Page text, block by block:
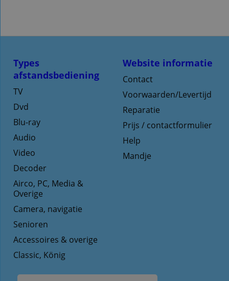
Website informatie
Contact
Voorwaarden/Levertijd
Reparatie
Prijs / contactformulier
Help
Mandje
Types
afstandsbediening
TV
Dvd
Blu-ray
Audio
Video
Decoder
Airco, PC, Media &
Overige
Camera, navigatie
Senioren
Accessoires & overige
Classic, König